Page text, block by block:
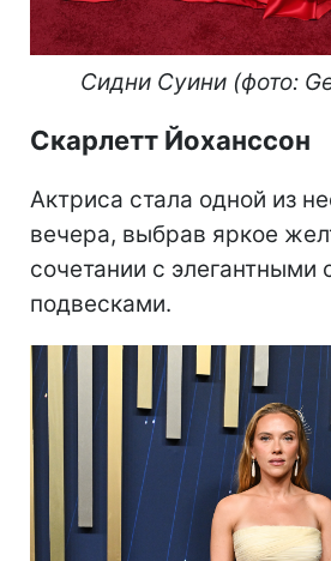
Сидни Суини (фото:
Скарлетт Йоханссон
Актриса стала одной из
вечера, выбрав яркое
сочетании с элегантными
подвесками.